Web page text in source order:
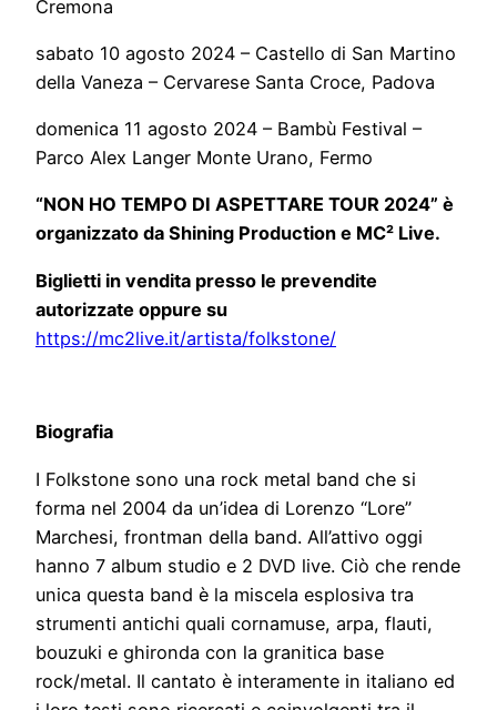
Cremona
sabato 10 agosto 2024 – Castello di San Martino
della Vaneza – Cervarese Santa Croce, Padova
domenica 11 agosto 2024 – Bambù Festival –
Parco Alex Langer Monte Urano, Fermo
“NON HO TEMPO DI ASPETTARE TOUR 2024” è
organizzato da Shining Production e MC² Live.
Biglietti in vendita presso le prevendite
autorizzate oppure su
https://mc2live.it/artista/folkstone/
Biografia
I Folkstone sono una rock metal band che si
forma nel 2004 da un’idea di Lorenzo “Lore”
Marchesi, frontman della band. All’attivo oggi
hanno 7 album studio e 2 DVD live. Ciò che rende
unica questa band è la miscela esplosiva tra
strumenti antichi quali cornamuse, arpa, flauti,
bouzuki e ghironda con la granitica base
rock/metal. Il cantato è interamente in italiano ed